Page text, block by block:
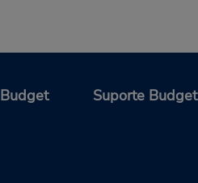
Suporte Budget